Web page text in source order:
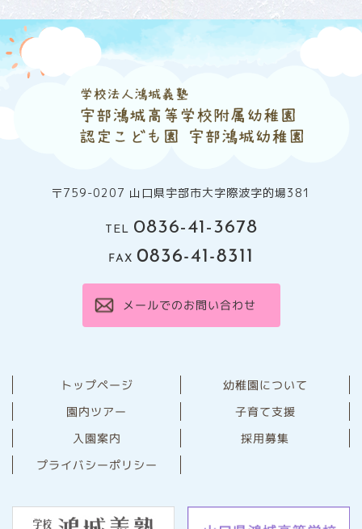
〒759-0207 山口県宇部市大字際波字的場381
TEL 0836-41-3678
FAX 0836-41-8311
メールでのお問い合わせ
トップページ 幼稚園について
園内ツアー 子育て支援
⼊園案内 採用募集
プライバシーポリシー